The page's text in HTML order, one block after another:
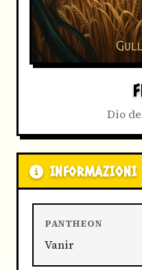
Dio
INFORMAZIONI
PANTHEON
Vanir